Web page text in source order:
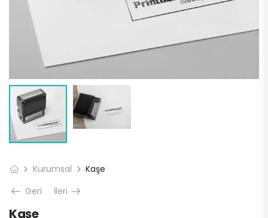
Kurumsal
Kaşe
Geri
İleri
Kaşe